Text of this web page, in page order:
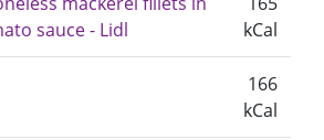
sauce - Lidl
kCal
166
kCal